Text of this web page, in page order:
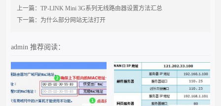
上一篇：TP-LINK Mini 3G系列无线路由器设置方法汇总
下一篇： 为什么部分网站无法打开
admin推荐阅读：